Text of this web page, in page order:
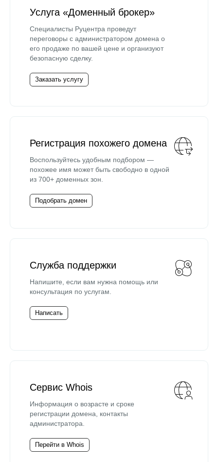
Услуга «Доменный брокер»
Специалисты Руцентра проведут
переговоры с администратором домена о
его продаже по вашей цене и организуют
безопасную сделку.
Заказать услугу
Регистрация похожего домена
Воспользуйтесь удобным подбором —
похожее имя может быть свободно в одной
из 700+ доменных зон.
Подобрать домен
Служба поддержки
Напишите, если вам нужна помощь или
консультация по услугам.
Написать
Сервис Whois
Информация о возрасте и сроке
регистрации домена, контакты
администратора.
Перейти в Whois